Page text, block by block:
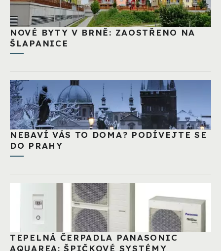
NOVÉ BYTY V BRNĚ: ZAOSTŘENO NA
ŠLAPANICE
NEBAVÍ VÁS TO DOMA? PODÍVEJTE SE
DO PRAHY
TEPELNÁ ČERPADLA PANASONIC
AQUAREA: ŠPIČKOVÉ SYSTÉMY